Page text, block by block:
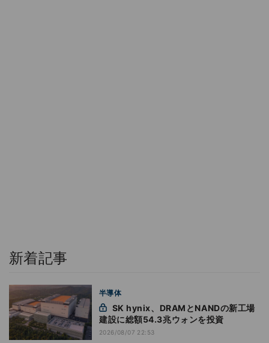
新着記事
半導体
建設に総額54.3兆ウォンを投資
2026/08/07 22:53